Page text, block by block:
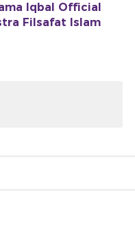
Iqbal Official
Filsafat Islam